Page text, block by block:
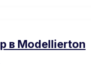
в Modellierton